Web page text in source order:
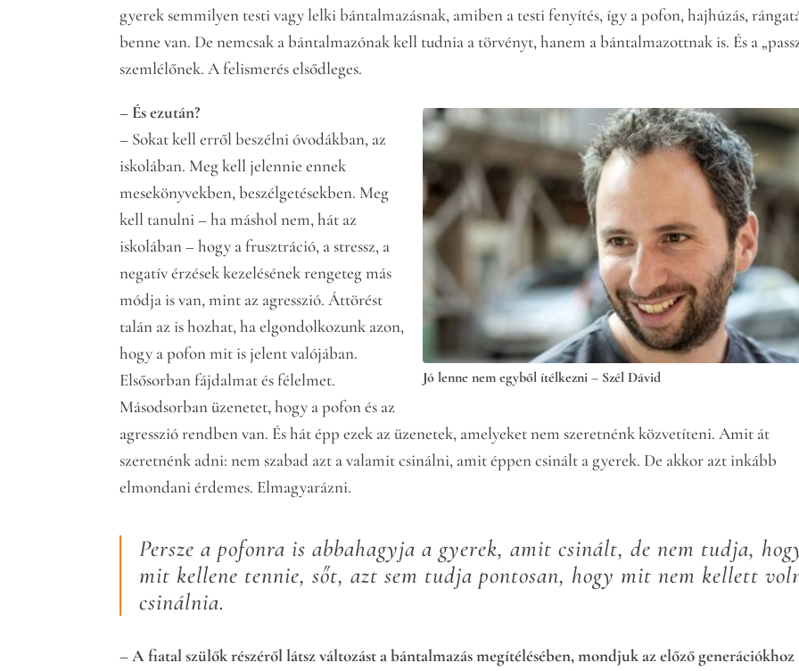
gyerek semmilyen testi vagy lelki bántalmazásnak, amiben a testi fenyítés, így a pofon, hajhúzás,
benne van. De nemcsak a bántalmazónak kell tudnia a törvényt, hanem a bántalmazottnak is. És a
szemlélőnek. A felismerés elsődleges.
Jó lenne nem egyből ítélkezni – Szél Dávid
– És ezután?
– Sokat kell erről beszélni óvodákban, az
iskolában. Meg kell jelennie ennek
mesekönyvekben, beszélgetésekben. Meg
kell tanulni – ha máshol nem, hát az
iskolában – hogy a frusztráció, a stressz, a
negatív érzések kezelésének rengeteg más
módja is van, mint az agresszió. Áttörést
talán az is hozhat, ha elgondolkozunk azon,
hogy a pofon mit is jelent valójában.
Elsősorban fájdalmat és félelmet.
Másodsorban üzenetet, hogy a pofon és az
agresszió rendben van. És hát épp ezek az üzenetek, amelyeket nem szeretnénk közvetíteni. Amit át
szeretnénk adni: nem szabad azt a valamit csinálni, amit éppen csinált a gyerek. De akkor azt inkább
elmondani érdemes. Elmagyarázni.
Persze a pofonra is abbahagyja a gyerek, amit csinált, de nem tudja,
mit kellene tennie, sőt, azt sem tudja pontosan, hogy mit nem kellett
csinálnia.
– A fiatal szülők részéről látsz változást a bántalmazás megítélésében, mondjuk az előző generációkhoz